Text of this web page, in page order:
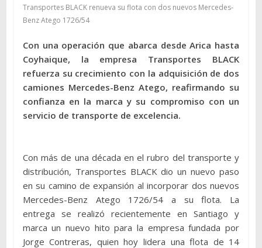
Transportes BLACK renueva su flota con dos nuevos Mercedes-
Benz Atego 1726/54
Con una operación que abarca desde Arica hasta
Coyhaique, la empresa Transportes BLACK
refuerza su crecimiento con la adquisición de dos
camiones Mercedes-Benz Atego, reafirmando su
confianza en la marca y su compromiso con un
servicio de transporte de excelencia.
Con más de una década en el rubro del transporte y
distribución, Transportes BLACK dio un nuevo paso
en su camino de expansión al incorporar dos nuevos
Mercedes-Benz Atego 1726/54 a su flota. La
entrega se realizó recientemente en Santiago y
marca un nuevo hito para la empresa fundada por
Jorge Contreras, quien hoy lidera una flota de 14